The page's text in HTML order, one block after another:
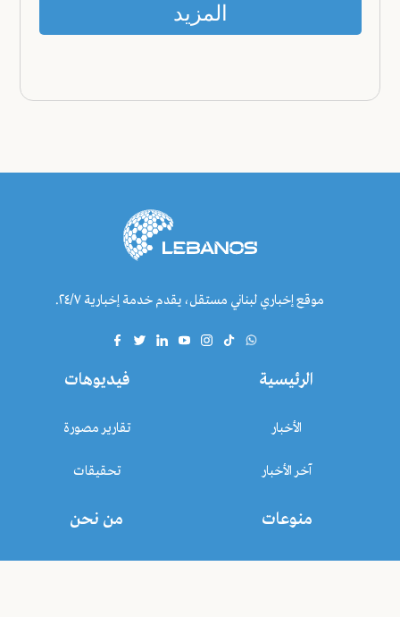
المزيد
موقع إخباري لبناني مستقل، يقدم خدمة إخبارية ٢٤/٧.
الرئيسية
الأخبار
آخر الأخبار
فيديوهات
تقارير مصورة
تحقيقات
منوعات من نحن